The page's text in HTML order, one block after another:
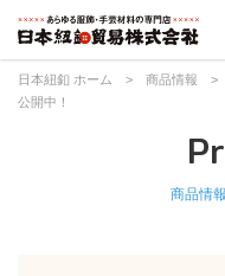
日本紐釦 ホーム > 商品情報 >
公開中！
商品情報